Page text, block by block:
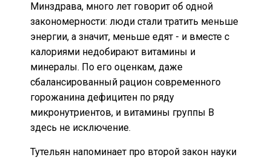
Минздрава, много лет говорит об одной
закономерности: люди стали тратить меньше
энергии, а значит, меньше едят - и вместе с
калориями недобирают витамины и
минералы. По его оценкам, даже
сбалансированный рацион современного
горожанина дефицитен по ряду
микронутриентов, и витамины группы B
здесь не исключение.
Тутельян напоминает про второй закон науки